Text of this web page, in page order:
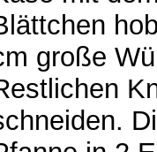
große